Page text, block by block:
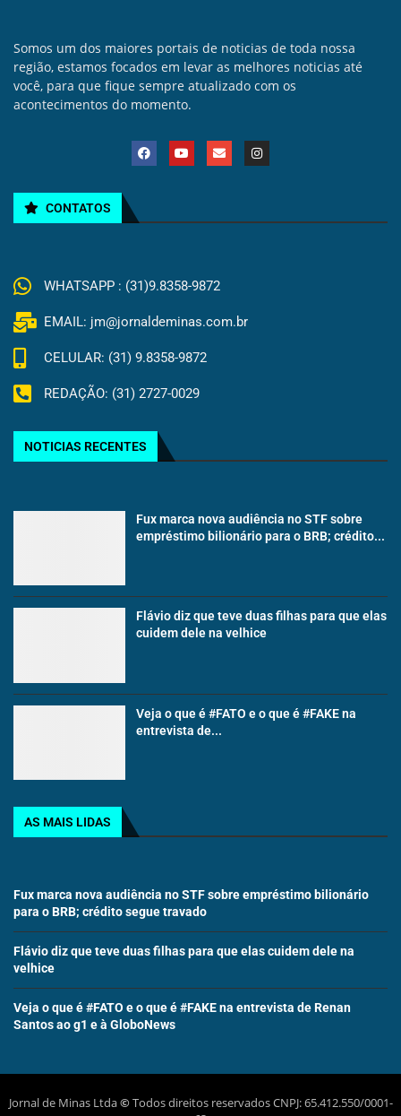
Somos um dos maiores portais de noticias de toda nossa
região, estamos focados em levar as melhores noticias até
você, para que fique sempre atualizado com os
acontecimentos do momento.
CONTATOS
WHATSAPP : (31)9.8358-9872
EMAIL: jm@jornaldeminas.com.br
CELULAR: (31) 9.8358-9872
REDAÇÃO: (31) 2727-0029
NOTICIAS RECENTES
Fux marca nova audiência no STF sobre
empréstimo bilionário para o BRB; crédito...
Flávio diz que teve duas filhas para que elas
cuidem dele na velhice
Veja o que é #FATO e o que é #FAKE na
entrevista de...
AS MAIS LIDAS
Fux marca nova audiência no STF sobre empréstimo bilionário
para o BRB; crédito segue travado
Flávio diz que teve duas filhas para que elas cuidem dele na
velhice
Veja o que é #FATO e o que é #FAKE na entrevista de Renan
Santos ao g1 e à GloboNews
Jornal de Minas Ltda©Todos direitos reservados CNPJ: 65.412.550/0001-